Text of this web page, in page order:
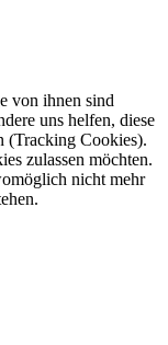
von ihnen sind
uns helfen, diese
(Tracking Cookies).
zulassen möchten.
nicht mehr